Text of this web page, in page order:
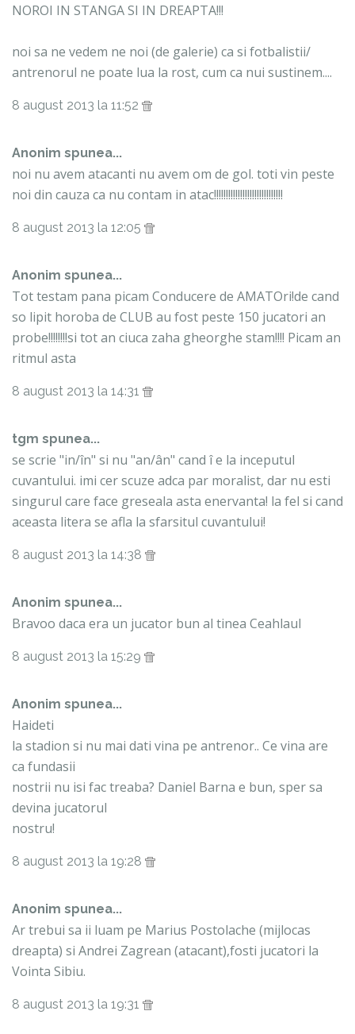
NOROI IN STANGA SI IN DREAPTA!!!
noi sa ne vedem ne noi (de galerie) ca si fotbalistii/
antrenorul ne poate lua la rost, cum ca nui sustinem....
8 august 2013 la 11:52
Anonim spunea...
noi nu avem atacanti nu avem om de gol. toti vin peste
noi din cauza ca nu contam in atac!!!!!!!!!!!!!!!!!!!!!!!!!!!!!
8 august 2013 la 12:05
Anonim spunea...
Tot testam pana picam Conducere de AMATOri!de cand
so lipit horoba de CLUB au fost peste 150 jucatori an
probe!!!!!!!!si tot an ciuca zaha gheorghe stam!!!! Picam an
ritmul asta
8 august 2013 la 14:31
tgm spunea...
se scrie "in/în" si nu "an/ân" cand î e la inceputul
cuvantului. imi cer scuze adca par moralist, dar nu esti
singurul care face greseala asta enervanta! la fel si cand
aceasta litera se afla la sfarsitul cuvantului!
8 august 2013 la 14:38
Anonim spunea...
Bravoo daca era un jucator bun al tinea Ceahlaul
8 august 2013 la 15:29
Anonim spunea...
Haideti
la stadion si nu mai dati vina pe antrenor.. Ce vina are
ca fundasii
nostrii nu isi fac treaba? Daniel Barna e bun, sper sa
devina jucatorul
nostru!
8 august 2013 la 19:28
Anonim spunea...
Ar trebui sa ii luam pe Marius Postolache (mijlocas
dreapta) si Andrei Zagrean (atacant),fosti jucatori la
Vointa Sibiu.
8 august 2013 la 19:31